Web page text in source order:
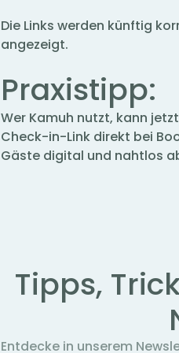
Die Links werden künftig
angezeigt.
Praxistipp:
Wer Kamuh nutzt, kann
Check-in-Link direkt bei
Gäste digital und nahtlos
Tipps,
Entdecke in unserem